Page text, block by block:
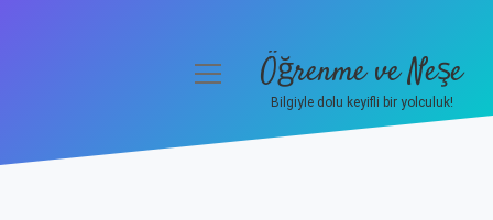
menüyüÖğrenme ve Neşe
Bilgiyle dolu keyifli bir yolculuk!